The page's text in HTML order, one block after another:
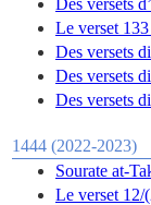
Le verset
Des versets
Des versets
Des versets
1444 (2022-2023)
Le verset 12/